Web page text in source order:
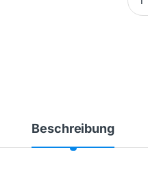
Beschreibung